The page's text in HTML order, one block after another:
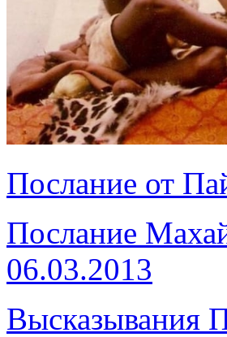
Послание от
Послание
06.03.2013
Высказывания